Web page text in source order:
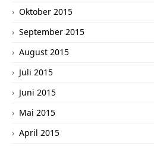
Oktober 2015
September 2015
August 2015
Juli 2015
Juni 2015
Mai 2015
April 2015